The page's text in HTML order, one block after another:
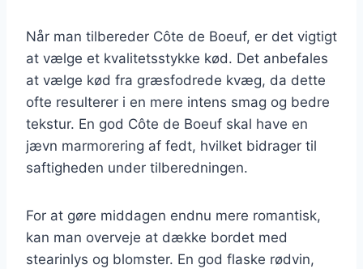
Når man tilbereder Côte de Boeuf, er det vigtigt
at vælge et kvalitetsstykke kød. Det anbefales
at vælge kød fra græsfodrede kvæg, da dette
ofte resulterer i en mere intens smag og bedre
tekstur. En god Côte de Boeuf skal have en
jævn marmorering af fedt, hvilket bidrager til
saftigheden under tilberedningen.
For at gøre middagen endnu mere romantisk,
kan man overveje at dække bordet med
stearinlys og blomster. En god flaske rødvin,